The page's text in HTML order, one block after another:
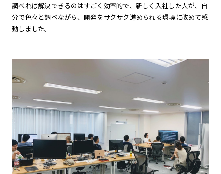
調べれば解決できるのはすごく効率的で、新しく入社した人が、自
分で色々と調べながら、開発をサクサク進められる環境に改めて感
動しました。